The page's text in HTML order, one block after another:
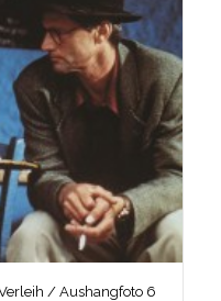
/ Aushangfoto 6